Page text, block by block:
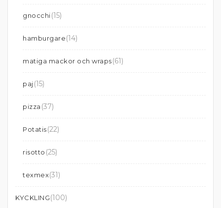
gnocchi(15)
hamburgare(14)
matiga mackor och wraps(61)
paj(15)
pizza (37)
Potatis(22)
risotto (25)
texmex(31)
KYCKLING(100)